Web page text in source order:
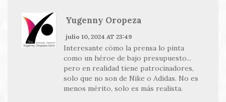
Yugenny Oropeza
julio 10, 2024 AT 23:49
Interesante cómo la prensa lo pinta
como un héroe de bajo presupuesto...
pero en realidad tiene patrocinadores,
solo que no son de Nike o Adidas. No es
menos mérito, solo es más realista.